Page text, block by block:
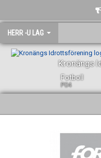
HERR -U LAG
Kronängs
Fotboll
P04